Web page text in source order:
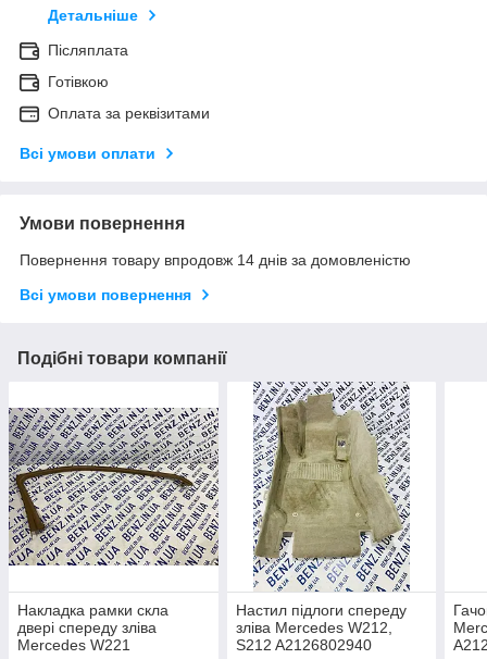
Детальніше
Післяплата
Готівкою
Оплата за реквізитами
Всі умови оплати
Умови повернення
Повернення товару впродовж 14 днів за домовленістю
Всі умови повернення
Подібні товари компанії
Накладка рамки скла
двері спереду зліва
Mercedes W221
Настил підлоги спереду
зліва Mercedes W212,
S212 A2126802940